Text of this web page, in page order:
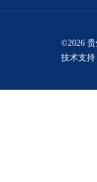
©2026
技术支持